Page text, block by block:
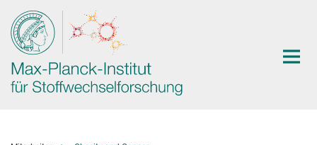
Hauptinhalt